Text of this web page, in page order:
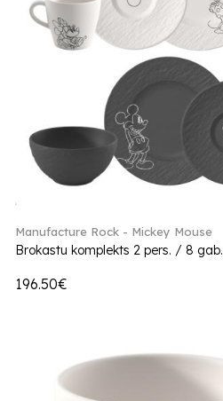
Manufacture Rock - Mickey Mouse
Brokastu komplekts 2 pers. / 8 gab.
196.50€